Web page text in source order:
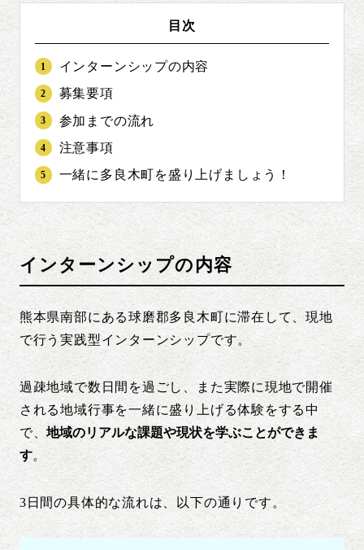
目次
インターンシップの内容
募集要項
参加までの流れ
注意事項
一緒に多良木町を盛り上げましょう！
インターンシップの内容
熊本県南部にある球磨郡多良木町に滞在して、現地
で行う実践型インターンシップです。
過疎地域で数日間を過ごし、また実際に現地で開催
される地域行事を一緒に盛り上げる体験をする中
で、地域のリアルな課題や現状を学ぶことができま
す。
3日間の具体的な流れは、以下の通りです。